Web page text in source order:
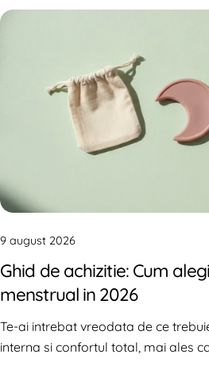
9 august 2026
Ghid de achizitie: Cum
menstrual in 2026
Te-ai intrebat vreodata de ce
interna si confortul total, mai ales